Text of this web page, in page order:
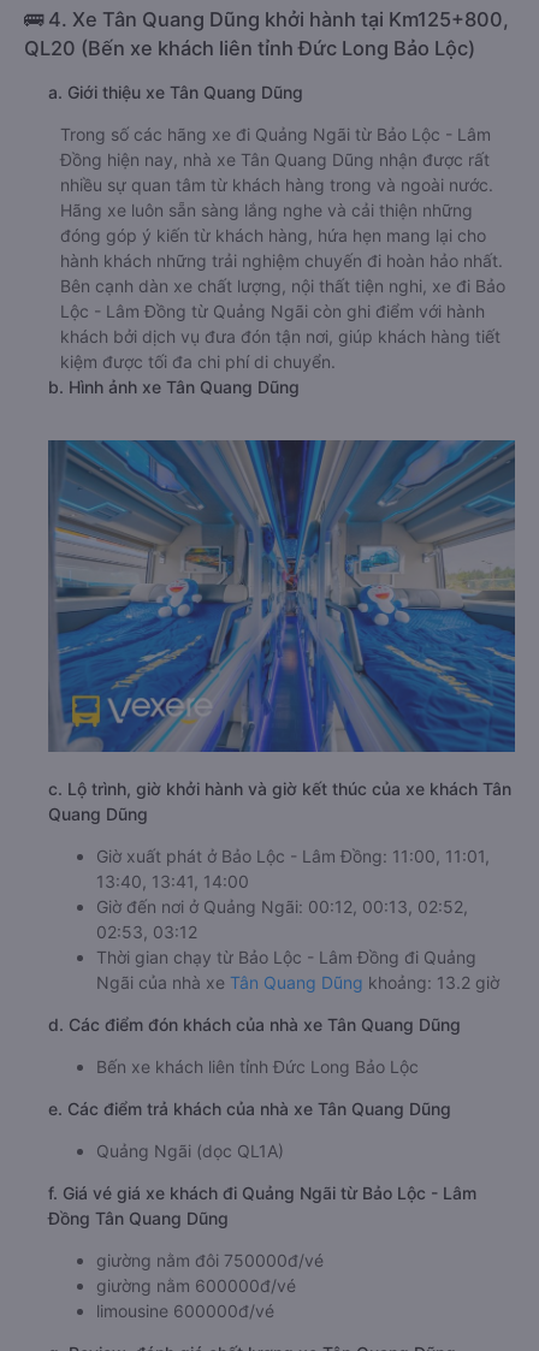
🚌 4. Xe Tân Quang Dũng khởi hành tại Km125+800,
QL20 (Bến xe khách liên tỉnh Đức Long Bảo Lộc)
a. Giới thiệu xe Tân Quang Dũng
Trong số các hãng xe đi Quảng Ngãi từ Bảo Lộc - Lâm
Đồng hiện nay, nhà xe Tân Quang Dũng nhận được rất
nhiều sự quan tâm từ khách hàng trong và ngoài nước.
Hãng xe luôn sẵn sàng lắng nghe và cải thiện những
đóng góp ý kiến từ khách hàng, hứa hẹn mang lại cho
hành khách những trải nghiệm chuyến đi hoàn hảo nhất.
Bên cạnh dàn xe chất lượng, nội thất tiện nghi, xe đi Bảo
Lộc - Lâm Đồng từ Quảng Ngãi còn ghi điểm với hành
khách bởi dịch vụ đưa đón tận nơi, giúp khách hàng tiết
kiệm được tối đa chi phí di chuyển.
b. Hình ảnh xe Tân Quang Dũng
c. Lộ trình, giờ khởi hành và giờ kết thúc của xe khách Tân
Quang Dũng
Giờ xuất phát ở Bảo Lộc - Lâm Đồng: 11:00, 11:01,
13:40, 13:41, 14:00
Giờ đến nơi ở Quảng Ngãi: 00:12, 00:13, 02:52,
02:53, 03:12
Thời gian chạy từ Bảo Lộc - Lâm Đồng đi Quảng
Ngãi của nhà xe Tân Quang Dũng khoảng: 13.2 giờ
d. Các điểm đón khách của nhà xe Tân Quang Dũng
Bến xe khách liên tỉnh Đức Long Bảo Lộc
e. Các điểm trả khách của nhà xe Tân Quang Dũng
Quảng Ngãi (dọc QL1A)
f. Giá vé giá xe khách đi Quảng Ngãi từ Bảo Lộc - Lâm
Đồng Tân Quang Dũng
giường nằm đôi 750000đ/vé
giường nằm 600000đ/vé
limousine 600000đ/vé